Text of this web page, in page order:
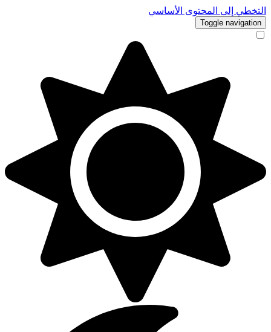
التخطي إلى المحتوى الأساسي
Toggle navigation